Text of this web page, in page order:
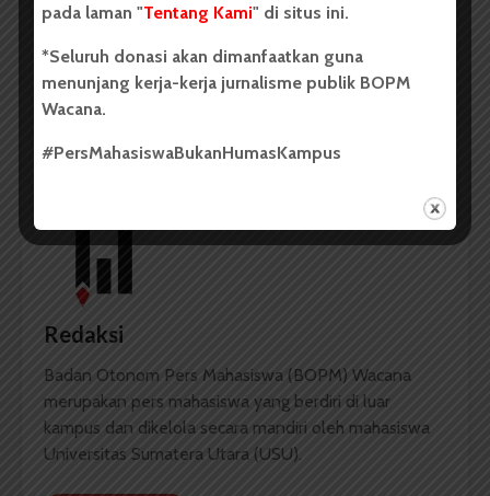
Komentar Facebook Anda
Kumpulan Puisi Baru
puisi hari ini
Ramona
Vanisof Kristin Manalu
Redaksi
Badan Otonom Pers Mahasiswa (BOPM) Wacana
merupakan pers mahasiswa yang berdiri di luar
kampus dan dikelola secara mandiri oleh mahasiswa
Universitas Sumatera Utara (USU).
pada laman "Tentang Kami" di situs ini.
*Seluruh donasi akan dimanfaatkan guna
menunjang kerja-kerja jurnalisme publik BOPM
Wacana.
#PersMahasiswaBukanHumasKampus